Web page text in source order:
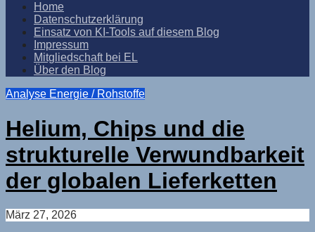
Home
Datenschutzerklärung
Einsatz von KI-Tools auf diesem Blog
Impressum
Mitgliedschaft bei EL
Über den Blog
Analyse Energie / Rohstoffe
Helium, Chips und die
strukturelle Verwundbarkeit
der globalen Lieferketten
März 27, 2026